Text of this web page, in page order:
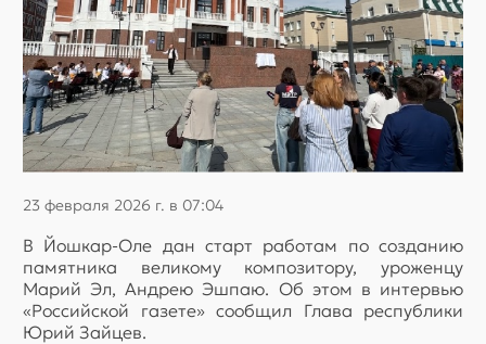
23 февраля 2026 г. в 07:04
В Йошкар-Оле дан старт работам по созданию
памятника великому композитору, уроженцу
Марий Эл, Андрею Эшпаю. Об этом в интервью
«Российской газете» сообщил Глава республики
Юрий Зайцев.